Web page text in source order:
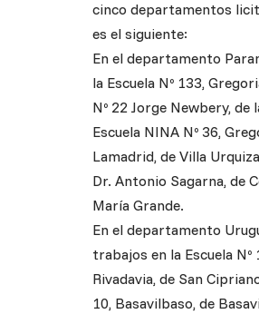
cinco departamentos
es el siguiente:
En el departamento
la Escuela Nº 133,
Nº 22 Jorge Newbery, de
Escuela NINA Nº 36,
Lamadrid, de Villa
Dr. Antonio Sagarna, de
María Grande.
En el departamento
trabajos en la Escuela
Rivadavia, de San
10, Basavilbaso, de